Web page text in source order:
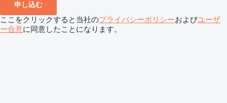
申し込む
ここをクリックすると当社のプライバシーポリシーおよびユーザ
ー合意に同意したことになります。